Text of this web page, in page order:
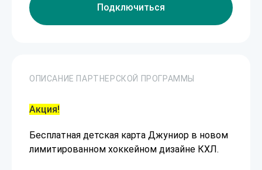
Подключиться
ОПИСАНИЕ ПАРТНЕРСКОЙ ПРОГРАММЫ
Акция!
Бесплатная детская карта Джуниор в новом
лимитированном хоккейном дизайне КХЛ.